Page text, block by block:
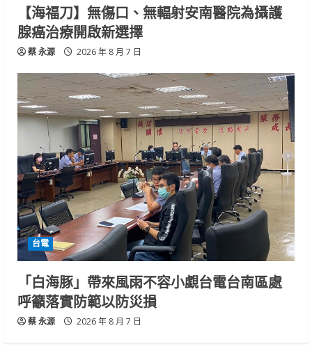
【海福刀】無傷口、無輻射安南醫院為攝護
腺癌治療開啟新選擇
蔡 永源 2026 年 8 月 7 日
台電
「白海豚」帶來風雨不容小覷台電台南區處
呼籲落實防範以防災損
蔡 永源 2026 年 8 月 7 日